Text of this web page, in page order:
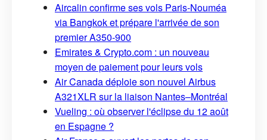
Aircalin confirme ses vols Paris-Nouméa
via Bangkok et prépare l'arrivée de son
premier A350-900
Emirates & Crypto.com : un nouveau
moyen de paiement pour leurs vols
Air Canada déploie son nouvel Airbus
A321XLR sur la liaison Nantes–Montréal
Vueling : où observer l'éclipse du 12 août
en Espagne ?